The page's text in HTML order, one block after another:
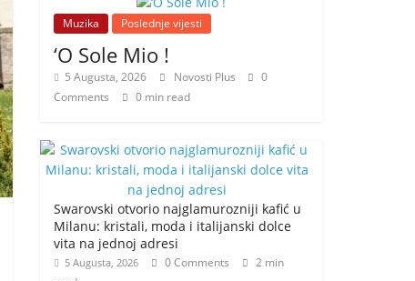
Muzika Poslednje vijesti
‘O Sole Mio !
5 Augusta, 2026 Novosti Plus
0
Comments
0 min read
Swarovski otvorio najglamurozniji kafić u
Milanu: kristali, moda i italijanski dolce
vita na jednoj adresi
5 Augusta, 2026 0 Comments
2 min